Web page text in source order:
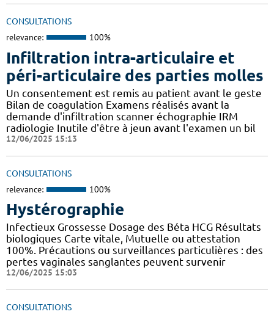
CONSULTATIONS
relevance: 100%
Infiltration intra-articulaire et
péri-articulaire des parties molles
Un consentement est remis au patient avant le geste
Bilan de coagulation Examens réalisés avant la
demande d'infiltration scanner échographie IRM
radiologie Inutile d'être à jeun avant l'examen un bil
12/06/2025 15:13
CONSULTATIONS
relevance: 100%
Hystérographie
Infectieux Grossesse Dosage des Béta HCG Résultats
biologiques Carte vitale, Mutuelle ou attestation
100%. Précautions ou surveillances particulières : des
pertes vaginales sanglantes peuvent survenir
12/06/2025 15:03
CONSULTATIONS